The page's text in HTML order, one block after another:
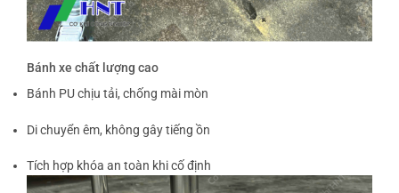
Bánh xe chất lượng cao
Bánh PU chịu tải, chống mài mòn
Di chuyển êm, không gây tiếng ồn
Tích hợp khóa an toàn khi cố định